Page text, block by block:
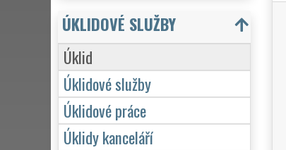
ÚKLIDOVÉ SLUŽBY
Úklid
Úklidové služby
Úklidové práce
Úklidy kanceláří